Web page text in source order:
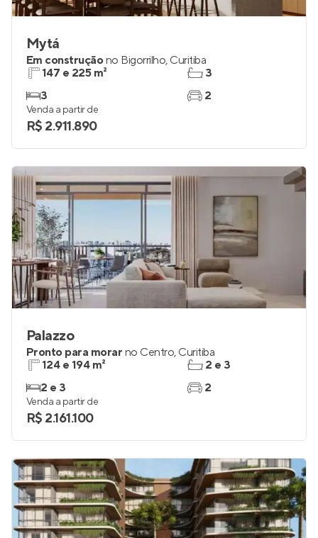
Mytá
Em construçãono Bigorrilho, Curitiba
147 e 225 m²
3
3
2
Venda a partir de
R$ 2.911.890
Palazzo
Pronto para morar no Centro, Curitiba
124 e 194 m²
2 e 3
2 e 3
2
Venda a partir de
R$ 2.161.100